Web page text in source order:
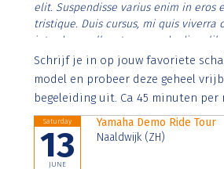
elit. Suspendisse varius enim in eros
tristique. Duis cursus, mi quis viverra
interdum nulla, ut commodo diam
Aenean faucibus nibh et justo cursus
imperdiet. Nunc ut sem vitae risus
Schrijf je in op jouw favoriete
model en probeer deze geheel
begeleiding uit. Ca 45 minuten per
Saturday
13
JUNE
Yamaha Demo Ride Tour
Naaldwijk (ZH)